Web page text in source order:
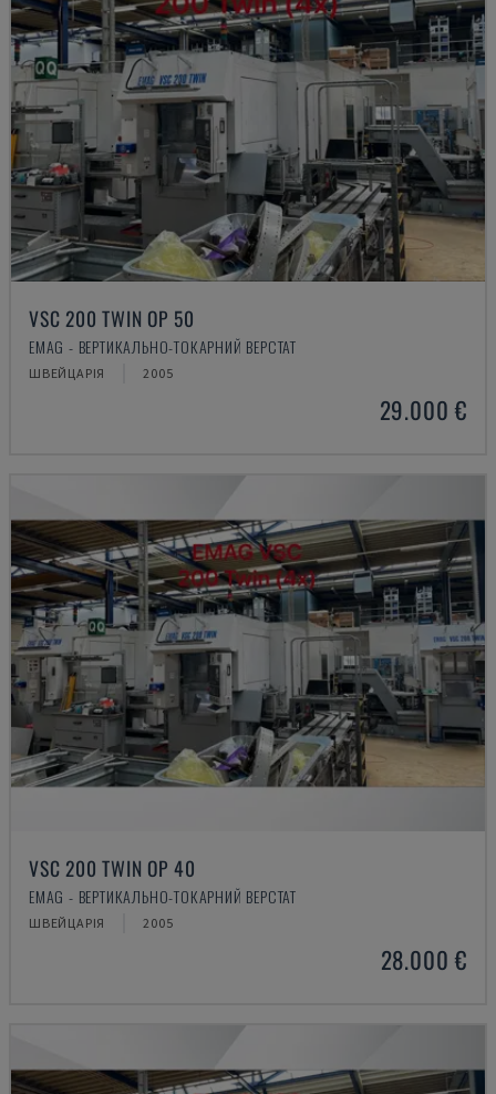
VSC 200 TWIN OP 50
EMAG - ВЕРТИКАЛЬНО-ТОКАРНИЙ ВЕРСТАТ
ШВЕЙЦАРІЯ 2005
29.000 €
VSC 200 TWIN OP 40
EMAG - ВЕРТИКАЛЬНО-ТОКАРНИЙ ВЕРСТАТ
ШВЕЙЦАРІЯ 2005
28.000 €